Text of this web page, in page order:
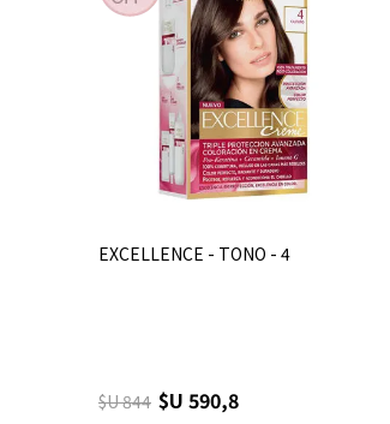
EXCELLENCE - TONO - 4
$U 844 $U 590,8